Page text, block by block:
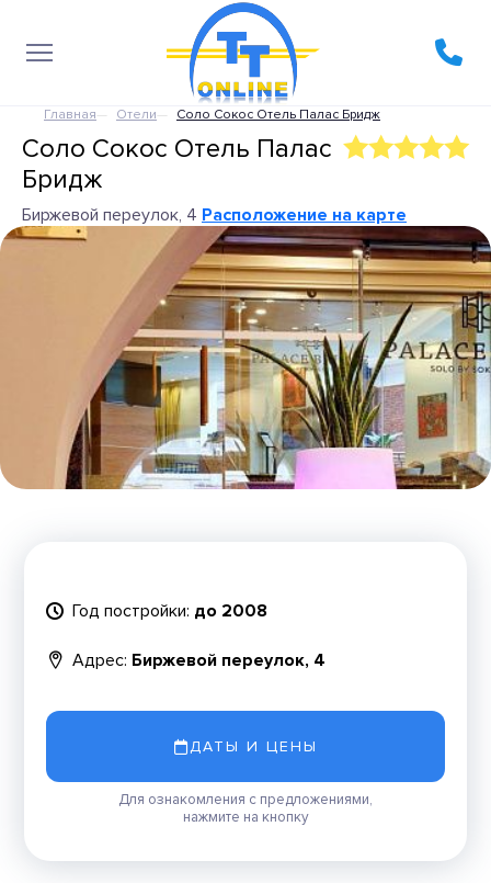
Главная Отели Соло Сокос Отель Палас Бридж
Соло Сокос Отель Палас
Бридж
Биржевой переулок, 4 Расположение на карте
Год постройки: до 2008
Адрес: Биржевой переулок, 4
ДАТЫ И ЦЕНЫ
Для ознакомления с предложениями,
нажмите на кнопку